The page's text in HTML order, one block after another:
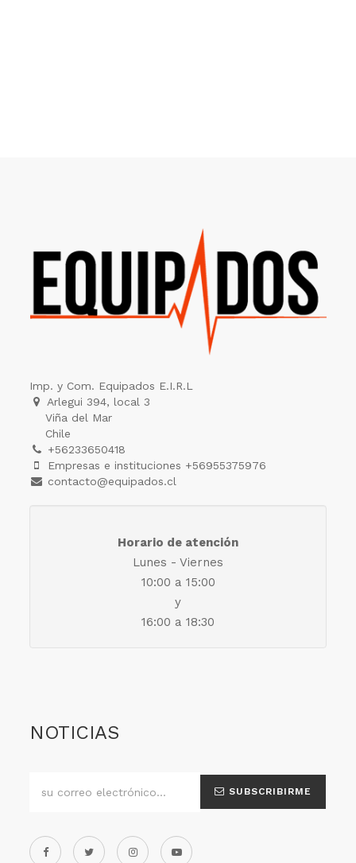
Imp. y Com. Equipados E.I.R.L
Arlegui 394, local 3
Viña del Mar
Chile
+56233650418
Empresas e instituciones +56955375976
contacto@equipados.cl
Horario de atención
Lunes - Viernes
10:00 a 15:00
y
16:00 a 18:30
NOTICIAS
SUBSCRIBIRME